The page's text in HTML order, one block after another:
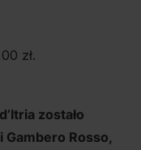
zł.
zostało
Rosso,